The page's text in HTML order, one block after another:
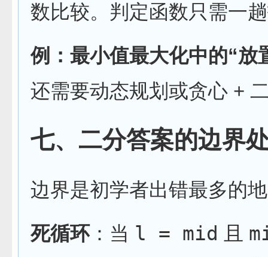
数比较。判定函数只需一
例：最小值最大化中的“放
还需要动态规划或贪心 +
七、二分答案的边界
边界是初学者出错最多的
死循环：当 l = mid 且